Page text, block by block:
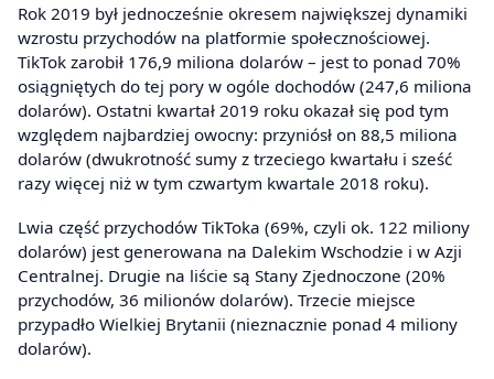
Rok 2019 był jednocześnie okresem największej dynamiki
wzrostu przychodów na platformie społecznościowej.
TikTok zarobił 176,9 miliona dolarów – jest to ponad 70%
osiągniętych do tej pory w ogóle dochodów (247,6 miliona
dolarów). Ostatni kwartał 2019 roku okazał się pod tym
względem najbardziej owocny: przyniósł on 88,5 miliona
dolarów (dwukrotność sumy z trzeciego kwartału i sześć
razy więcej niż w tym czwartym kwartale 2018 roku).
Lwia część przychodów TikToka (69%, czyli ok. 122 miliony
dolarów) jest generowana na Dalekim Wschodzie i w Azji
Centralnej. Drugie na liście są Stany Zjednoczone (20%
przychodów, 36 milionów dolarów). Trzecie miejsce
przypadło Wielkiej Brytanii (nieznacznie ponad 4 miliony
dolarów).